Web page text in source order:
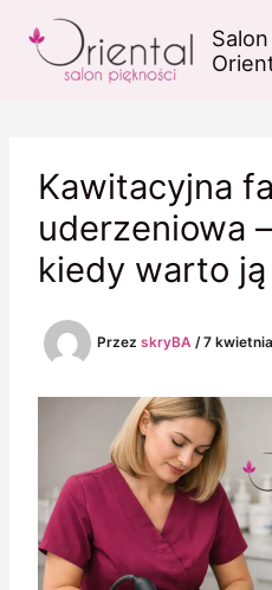
Przejdź
Kawitacyjna
uderzeniowa
kiedy warto
Przez skryBA /7